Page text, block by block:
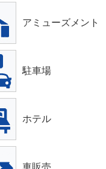
アミューズメント
駐車場
ホテル